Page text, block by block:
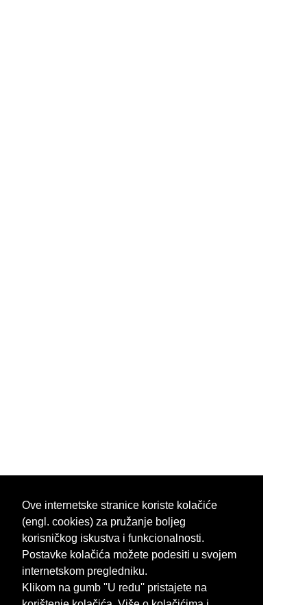
Ove internetske stranice koriste kolačiće
(engl. cookies) za pružanje boljeg
korisničkog iskustva i funkcionalnosti.
Postavke kolačića možete podesiti u svojem
internetskom pregledniku.
Klikom na gumb ''U redu'' pristajete na